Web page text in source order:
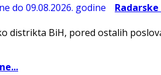
distrikta BiH, pored ostalih